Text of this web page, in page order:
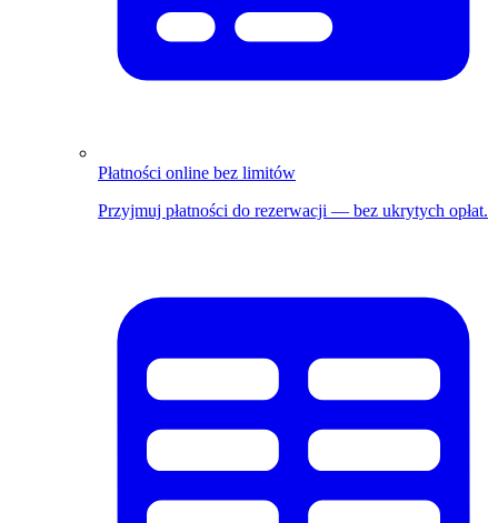
Płatności online bez limitów
Przyjmuj płatności do rezerwacji — bez ukrytych opłat.